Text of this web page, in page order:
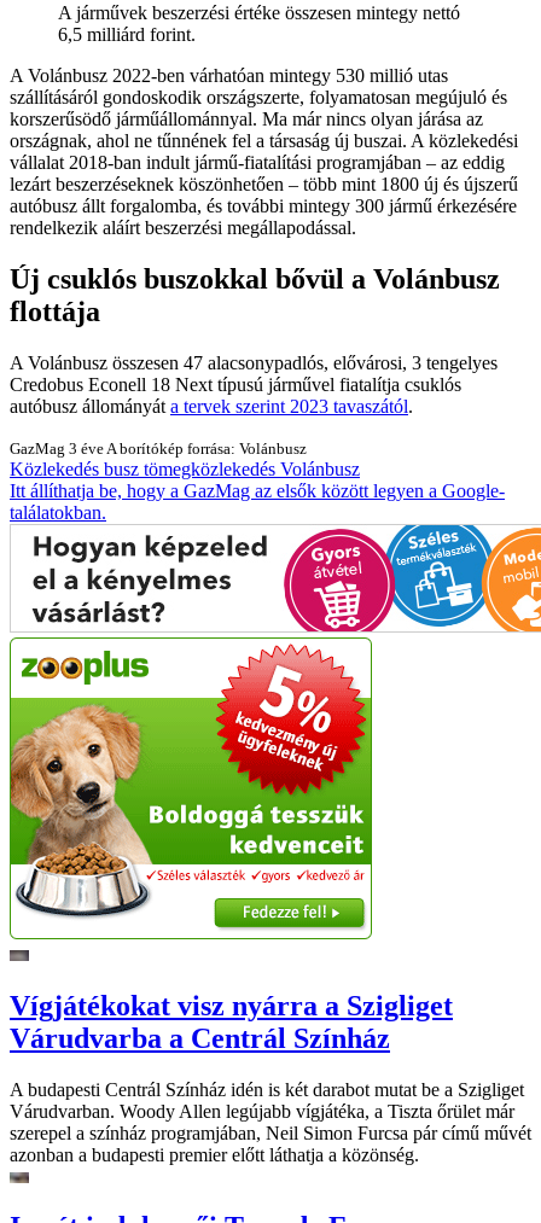
A járművek beszerzési értéke összesen mintegy nettó
6,5 milliárd forint.
A Volánbusz 2022-ben várhatóan mintegy 530 millió utas
szállításáról gondoskodik országszerte, folyamatosan megújuló és
korszerűsödő járműállománnyal. Ma már nincs olyan járása az
országnak, ahol ne tűnnének fel a társaság új buszai. A közlekedési
vállalat 2018-ban indult jármű-fiatalítási programjában – az eddig
lezárt beszerzéseknek köszönhetően – több mint 1800 új és újszerű
autóbusz állt forgalomba, és további mintegy 300 jármű érkezésére
rendelkezik aláírt beszerzési megállapodással.
Új csuklós buszokkal bővül a Volánbusz
flottája
A Volánbusz összesen 47 alacsonypadlós, elővárosi, 3 tengelyes
Credobus Econell 18 Next típusú járművel fiatalítja csuklós
autóbusz állományát a tervek szerint 2023 tavaszától.
GazMag 3 éve A borítókép forrása: Volánbusz
Közlekedés busz tömegközlekedés Volánbusz
Itt állíthatja be, hogy a GazMag az elsők között legyen a Google-
találatokban.
Vígjátékokat visz nyárra a Szigliget
Várudvarba a Centrál Színház
A budapesti Centrál Színház idén is két darabot mutat be a Szigliget
Várudvarban. Woody Allen legújabb vígjátéka, a Tiszta őrület már
szerepel a színház programjában, Neil Simon Furcsa pár című művét
azonban a budapesti premier előtt láthatja a közönség.